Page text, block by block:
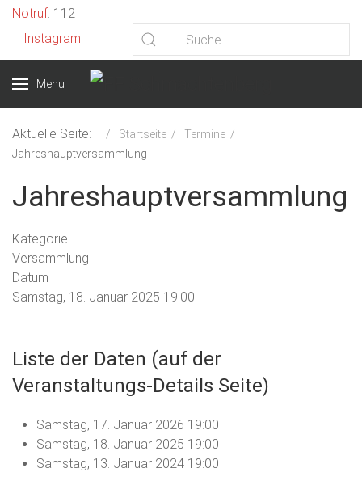
Notruf: 112
Instagram
Menu
Aktuelle Seite: Startseite
Termine
Jahreshauptversammlung
Jahreshauptversammlung
Kategorie
Versammlung
Datum
Samstag, 18. Januar 2025 19:00
Liste der Daten (auf der
Veranstaltungs-Details Seite)
Samstag, 17. Januar 2026 19:00
Samstag, 18. Januar 2025 19:00
Samstag, 13. Januar 2024 19:00
Jahr
Monat
JahrMonat